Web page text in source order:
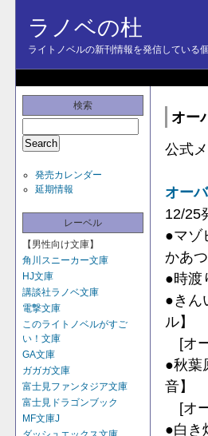
ラノベの杜
ライトノベルの新刊情報を発信している
検索
発売カレンダー
延期情報
レーベル
【男性向け文庫】
角川スニーカー文庫
HJ文庫
講談社ラノベ文庫
電撃文庫
このライトノベルがすご
い！文庫
GA文庫
ガガガ文庫
富士見ファンタジア文庫
富士見ドラゴンブック
MF文庫J
オー
公式
オー
12/25
●マゾ
かあつ
●時渡
●きん
ル】
[オ
●秋葉
音】
[オ
●白き